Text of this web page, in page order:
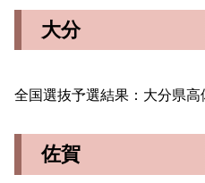
大分
全国選抜予選結果：大分県高
佐賀